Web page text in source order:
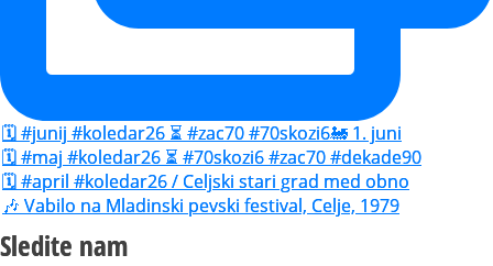
🗓️ #junij #koledar26 ⏳ #zac70 #70skozi6🚂 1. juni
🗓️ #maj #koledar26 ⏳ #70skozi6 #zac70 #dekade90
🗓️ #april #koledar26 / Celjski stari grad med obno
🎶 Vabilo na Mladinski pevski festival, Celje, 1979
Sledite nam